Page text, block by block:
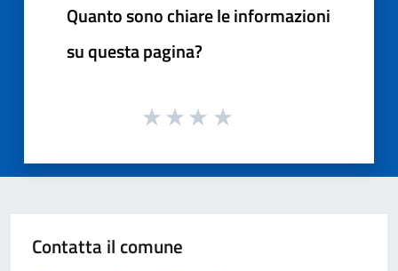
Quanto sono chiare le informazioni
su questa pagina?
Contatta il comune